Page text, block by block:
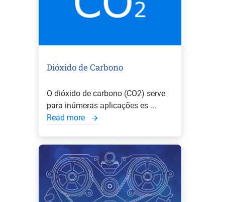
Dióxido de Carbono
O dióxido de carbono (CO2) serve
para inúmeras aplicações es ...
Read more